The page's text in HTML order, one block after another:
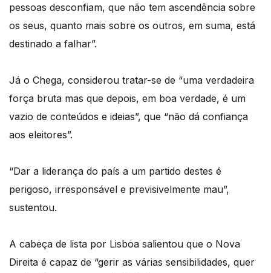
pessoas desconfiam, que não tem ascendência sobre
os seus, quanto mais sobre os outros, em suma, está
destinado a falhar”.
Já o Chega, considerou tratar-se de “uma verdadeira
força bruta mas que depois, em boa verdade, é um
vazio de conteúdos e ideias”, que “não dá confiança
aos eleitores”.
“Dar a liderança do país a um partido destes é
perigoso, irresponsável e previsivelmente mau”,
sustentou.
A cabeça de lista por Lisboa salientou que o Nova
Direita é capaz de “gerir as várias sensibilidades, quer